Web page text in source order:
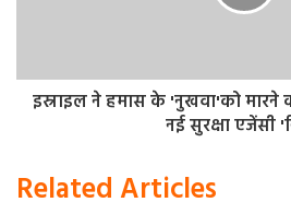
इस्राइल ने हमास के 'नुखवा'को मारने
नई सुरक्षा एजेंसी
Related Articles